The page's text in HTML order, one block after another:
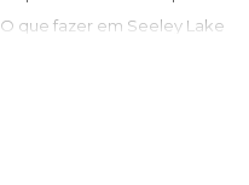
O que fazer em Seeley Lake